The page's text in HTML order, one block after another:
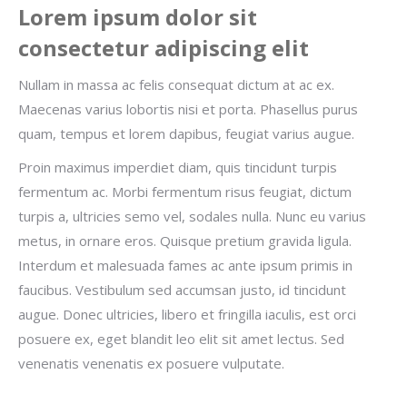
Lorem ipsum dolor sit
consectetur adipiscing elit
Nullam in massa ac felis consequat dictum at ac ex.
Maecenas varius lobortis nisi et porta. Phasellus purus
quam, tempus et lorem dapibus, feugiat varius augue.
Proin maximus imperdiet diam, quis tincidunt turpis
fermentum ac. Morbi fermentum risus feugiat, dictum
turpis a, ultricies semo vel, sodales nulla. Nunc eu varius
metus, in ornare eros. Quisque pretium gravida ligula.
Interdum et malesuada fames ac ante ipsum primis in
faucibus. Vestibulum sed accumsan justo, id tincidunt
augue. Donec ultricies, libero et fringilla iaculis, est orci
posuere ex, eget blandit leo elit sit amet lectus. Sed
venenatis venenatis ex posuere vulputate.